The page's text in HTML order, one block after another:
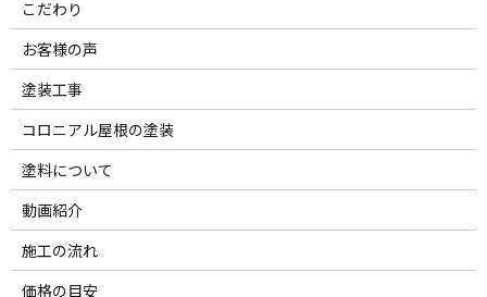
こだわり
お客様の声
塗装工事
コロニアル屋根の塗装
塗料について
動画紹介
施工の流れ
価格の目安